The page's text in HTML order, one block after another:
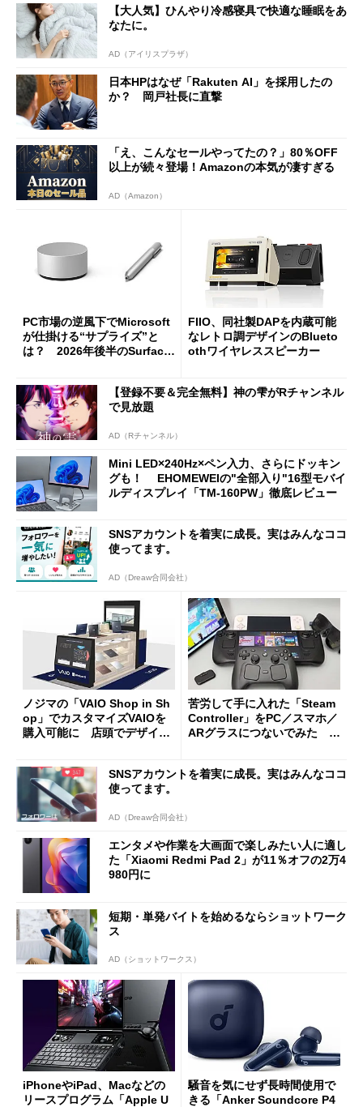
【大人気】ひんやり冷感寝具で快適な睡眠をあ
なたに。
AD（アイリスプラザ）
日本HPはなぜ「Rakuten AI」を採用したの
か？ 岡戸社長に直撃
「え、こんなセールやってたの？」80％OFF
以上が続々登場！Amazonの本気が凄すぎる
AD（Amazon）
PC市場の逆風下でMicrosoft
が仕掛ける“サプライズ”と
は？ 2026年後半のSurface
FIIO、同社製DAPを内蔵可能
なレトロ調デザインのBlueto
othワイヤレススピーカー
【登録不要＆完全無料】神の雫がRチャンネル
で見放題
AD（Rチャンネル）
Mini LED×240Hz×ペン入力、さらにドッキン
グも！ EHOMEWEIの"全部入り"16型モバイ
ルディスプレイ「TM-160PW」徹底レビュー
SNSアカウントを着実に成長。実はみんなココ
使ってます。
AD（Dreaw合同会社）
ノジマの「VAIO Shop in Sh
op」でカスタマイズVAIOを
購入可能に 店頭でデザイン
苦労して手に入れた「Steam
Controller」をPC／スマホ／
ARグラスにつないでみた ゲ
SNSアカウントを着実に成長。実はみんなココ
使ってます。
AD（Dreaw合同会社）
エンタメや作業を大画面で楽しみたい人に適し
た「Xiaomi Redmi Pad 2」が11％オフの2万4
980円に
短期・単発バイトを始めるならショットワーク
ス
AD（ショットワークス）
iPhoneやiPad、Macなどの
リースプログラム「Apple U
騒音を気にせず長時間使用で
きる「Anker Soundcore P4